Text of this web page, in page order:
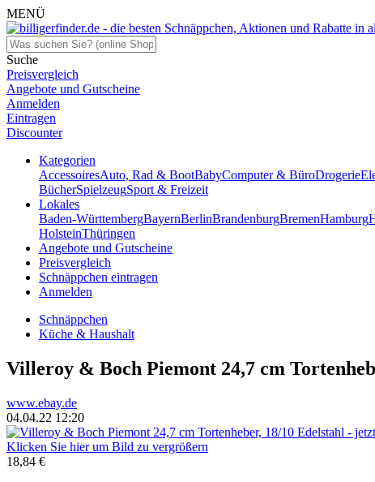
MENÜ
Suche
Preisvergleich
Angebote und Gutscheine
Anmelden
Eintragen
Discounter
Kategorien
AccessoiresAuto, Rad & BootBabyComputer & BüroDrogerie
BücherSpielzeugSport & Freizeit
Lokales
Baden-WürttembergBayernBerlinBrandenburgBremenHamburg
HolsteinThüringen
Angebote und Gutscheine
Preisvergleich
Schnäppchen eintragen
Anmelden
Schnäppchen
Küche & Haushalt
Villeroy & Boch Piemont 24,7 cm
www.ebay.de
04.04.22 12:20
Klicken Sie hier um Bild zu vergrößern
18,84 €